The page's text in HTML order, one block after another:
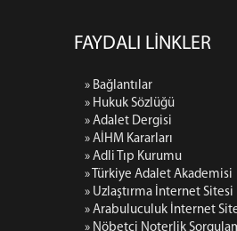
FAYDALI LİNKLER
» Bağlantılar
» Hukuk Sözlüğü
» Adalet Dergisi
» AİHM Kararları
» Adli Tıp Kurumu
» Türkiye Adalet Akademisi
» Uzlaştırma İnternet Sitesi
» Arabuluculuk İnternet
» Nöbetçi Noterlik